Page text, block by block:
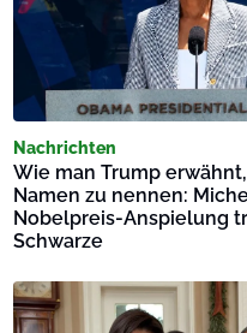
Nachrichten
Wie man Trump
Namen zu nennen:
Nobelpreis-Anspielung
Schwarze